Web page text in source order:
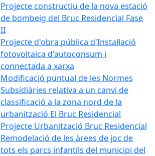
Projecte constructiu de la nova estació
de bombeig del Bruc Residencial Fase
II
Projecte d'obra pública d'Instal·lació
fotovoltaica d'autoconsum i
connectada a xarxa
Modificació puntual de les Normes
Subsidiàries relativa a un canvi de
classificació a la zona nord de la
urbanització El Bruc Residencial
Projecte Urbanització Bruc Residencial
Remodelació de les àrees de joc de
tots els parcs infantils del municipi del